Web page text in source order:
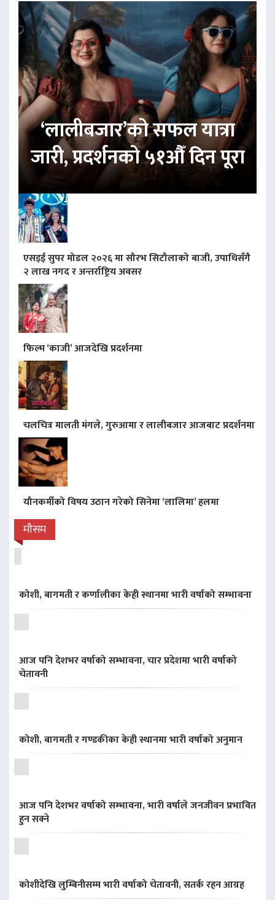
‘लालीबजार’को सफल यात्रा
जारी, प्रदर्शनको ५१औँ दिन पूरा
एसइई सुपर मोडल २०२६ मा सौरभ सिटौलाको बाजी, उपाधिसँगै
२ लाख नगद र अन्तर्राष्ट्रिय अवसर
फिल्म ‘काजी’ आजदेखि प्रदर्शनमा
चलचित्र मालती मंगले, गुरुआमा र लालीबजार आजबाट प्रदर्शनमा
यौनकर्मीको विषय उठान गरेको सिनेमा ‘लालिमा’ हलमा
मौसम
कोशी, बागमती र कर्णालीका केही स्थानमा भारी वर्षाको सम्भावना
आज पनि देशभर वर्षाको सम्भावना, चार प्रदेशमा भारी वर्षाको
चेतावनी
कोशी, बागमती र गण्डकीका केही स्थानमा भारी वर्षाको अनुमान
आज पनि देशभर वर्षाको सम्भावना, भारी वर्षाले जनजीवन प्रभावित
हुन सक्ने
कोशीदेखि लुम्बिनीसम्म भारी वर्षाको चेतावनी, सतर्क रहन आग्रह